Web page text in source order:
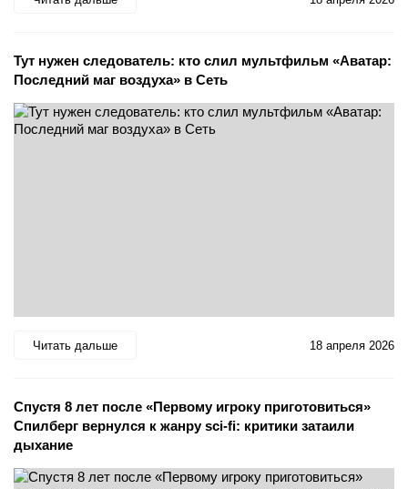
Тут нужен следователь: кто слил мультфильм «Аватар:
Последний маг воздуха» в Сеть
Читать дальше 18 апреля 2026
Спустя 8 лет после «Первому игроку приготовиться»
Спилберг вернулся к жанру sci-fi: критики затаили
дыхание